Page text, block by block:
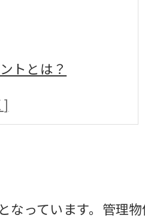
トとは？
方法
管理会社の選び方
っています。管理